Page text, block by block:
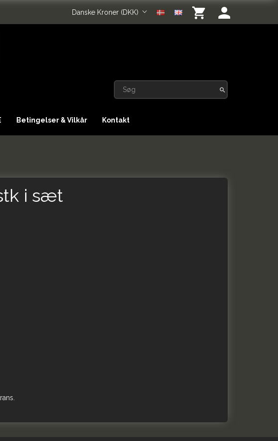
Danske Kroner (DKK)
Betingelser & Vilkår Kontakt
i sæt